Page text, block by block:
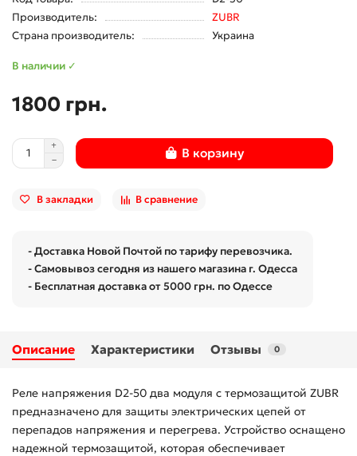
Производитель:
ZUBR
Страна производитель:
Украина
В наличии ✓
1800 грн.
В корзину
В закладки В сравнение
- Доставка Новой Почтой по тарифу перевозчика.
- Самовывоз сегодня из нашего магазина г. Одесса
- Бесплатная доставка от 5000 грн. по Одессе
Описание Характеристики Отзывы 0
Реле напряжения D2-50 два модуля с термозащитой ZUBR
предназначено для защиты электрических цепей от
перепадов напряжения и перегрева. Устройство оснащено
надежной термозащитой, которая обеспечивает